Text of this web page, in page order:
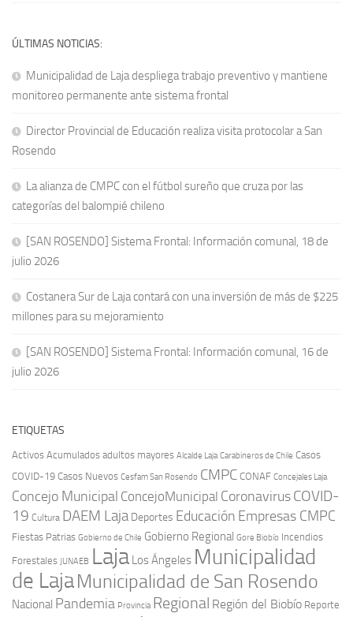
ÚLTIMAS NOTICIAS:
Municipalidad de Laja despliega trabajo preventivo y mantiene
monitoreo permanente ante sistema frontal
Director Provincial de Educación realiza visita protocolar a San
Rosendo
La alianza de CMPC con el fútbol sureño que cruza por las
categorías del balompié chileno
[SAN ROSENDO] Sistema Frontal: Información comunal, 18 de
julio 2026
Costanera Sur de Laja contará con una inversión de más de $225
millones para su mejoramiento
[SAN ROSENDO] Sistema Frontal: Información comunal, 16 de
julio 2026
ETIQUETAS
Activos Acumulados adultos mayores Alcalde Laja Carabineros de Chile Casos
COVID-19 Casos Nuevos Cesfam San Rosendo CMPC CONAF Concejales Laja
Concejo Municipal ConcejoMunicipal CoronavirusCOVID-
19 Cultura DAEM Laja Deportes Educación Empresas CMPC
Fiestas Patrias Gobierno de Chile Gobierno Regional Gore Biobío Incendios
Forestales JUNAEB Laja Los Ángeles Municipalidad
de LajaMunicipalidad de San Rosendo
Nacional Pandemia Provincia Regional Región del Biobío Reporte